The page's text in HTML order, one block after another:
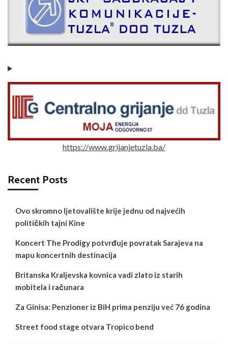
https://www.grijanjetuzla.ba/
Recent Posts
Ovo skromno ljetovalište krije jednu od najvećih
političkih tajni Kine
Koncert The Prodigy potvrđuje povratak Sarajeva na
mapu koncertnih destinacija
Britanska Kraljevska kovnica vadi zlato iz starih
mobitela i računara
Za Ginisa: Penzioner iz BiH prima penziju već 76 godina
Street food stage otvara Tropico bend